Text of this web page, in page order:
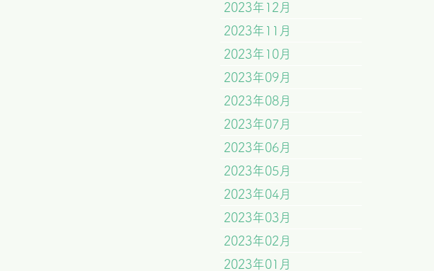
2023年12月
2023年11月
2023年10月
2023年09月
2023年08月
2023年07月
2023年06月
2023年05月
2023年04月
2023年03月
2023年02月
2023年01月